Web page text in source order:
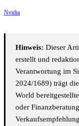
Nvidia
Hinweis: Dieser
erstellt und
Verantwortung im
2024/1689) trägt die
World
oder